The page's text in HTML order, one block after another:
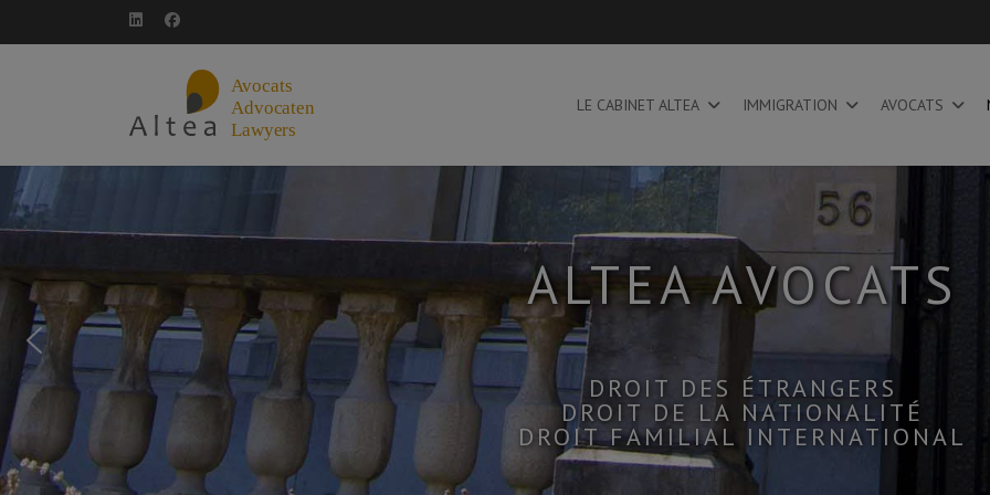
LE CABINET ALTEA IMMIGRATION AVOCATS
ALTEA AVOCATS
DROIT DES ÉTRANGERS
DROIT DE LA NATIONALITÉ
DROIT FAMILIAL INTERNATIONAL